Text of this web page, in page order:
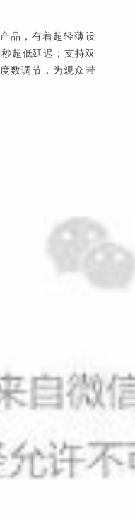
品，有着超轻薄设
超低延迟；支持双
数调节，为观众带